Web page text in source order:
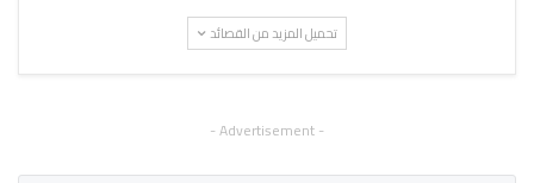
تحميل المزيد من القصائد
- Advertisement -